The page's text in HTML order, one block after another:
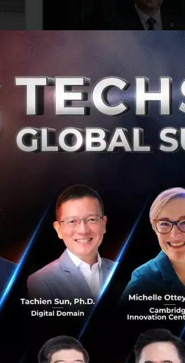
จีนผลิต ‘เครื่องพิมพ์ชิป’ สำเร็จ แบ
กรกฎาคม 30, 2026| By Techsauce